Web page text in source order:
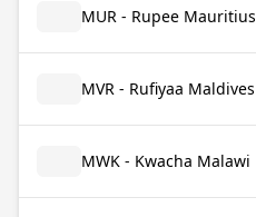
MUR - Rupee Mauritius
MVR - Rufiyaa Maldives
MWK - Kwacha Malawi